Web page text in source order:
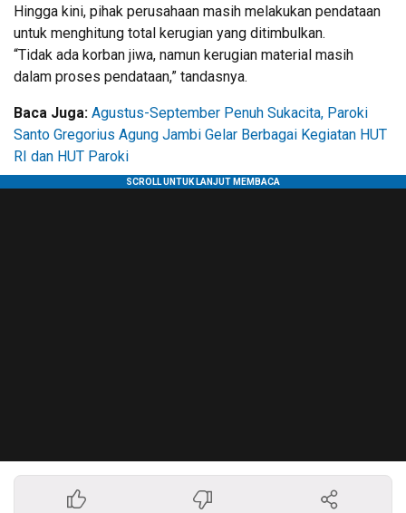
Hingga kini, pihak perusahaan masih melakukan pendataan
untuk menghitung total kerugian yang ditimbulkan.
“Tidak ada korban jiwa, namun kerugian material masih
dalam proses pendataan,” tandasnya.
Baca Juga: Agustus-September Penuh Sukacita, Paroki
Santo Gregorius Agung Jambi Gelar Berbagai Kegiatan HUT
RI dan HUT Paroki